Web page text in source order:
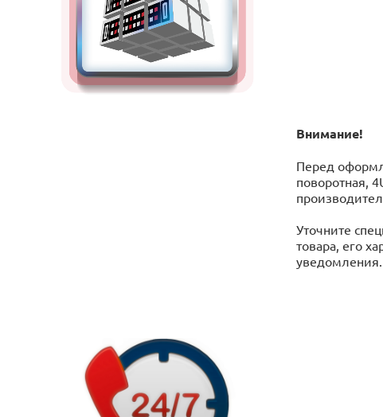
Внимание!
Перед
поворотная,
Уточните
товара, его